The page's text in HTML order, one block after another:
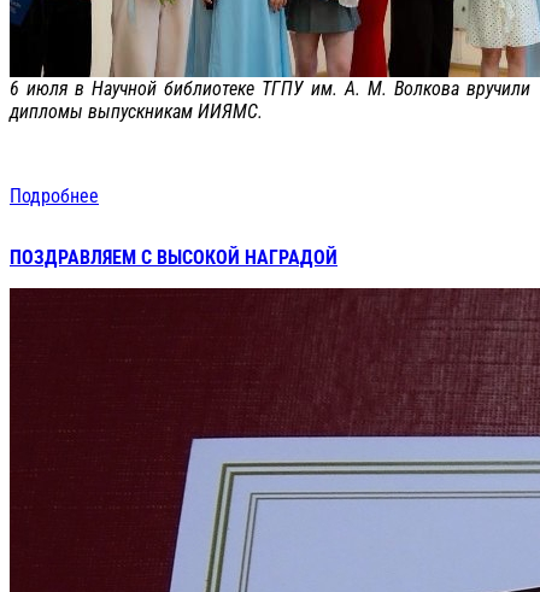
6 июля в Научной библиотеке ТГПУ им. А. М. Волкова вручили
дипломы выпускникам ИИЯМС.
Подробнее
ПОЗДРАВЛЯЕМ С ВЫСОКОЙ НАГРАДОЙ